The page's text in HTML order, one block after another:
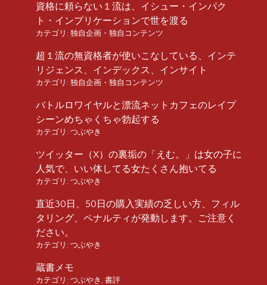
資格に頼らない１流は、イシュー・インパク
ト・インプリケーションで世を渡る
カテゴリ: 独自企画・独自コンテンツ
超１流の無資格者が使いこなしている、インテ
リジェンス、インデックス、インサイト
カテゴリ: 独自企画・独自コンテンツ
バトルロワイヤルと漂流ネットカフェのレイプ
シーンめちゃくちゃ勃起する
カテゴリ: つぶやき
ツイッター（X）の裏垢の「えむ。」は女の子に
人気で、いい体してる女たくさん抱いてる
カテゴリ: つぶやき
直近30日、50日の購入実績の乏しい方、フィル
タリング、ペナルティが発動します。ご注意く
ださい。
カテゴリ: つぶやき
蔵書メモ
カテゴリ: つぶやき 書評